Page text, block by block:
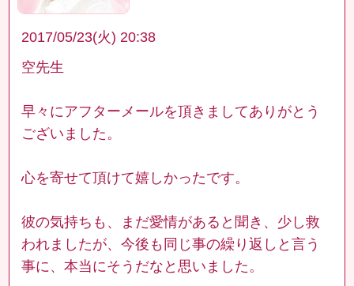
2017/05/23(火) 20:38
空先生
早々にアフターメールを頂きましてありがとう
ございました。
心を寄せて頂けて嬉しかったです。
彼の気持ちも、まだ愛情があると聞き、少し救
われましたが、今後も同じ事の繰り返しと言う
事に、本当にそうだなと思いました。